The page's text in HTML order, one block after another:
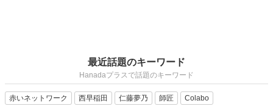
最近話題のキーワード
Hanadaプラスで話題のキーワード
赤いネットワーク 西早稲田 仁藤夢乃 師匠 Colabo